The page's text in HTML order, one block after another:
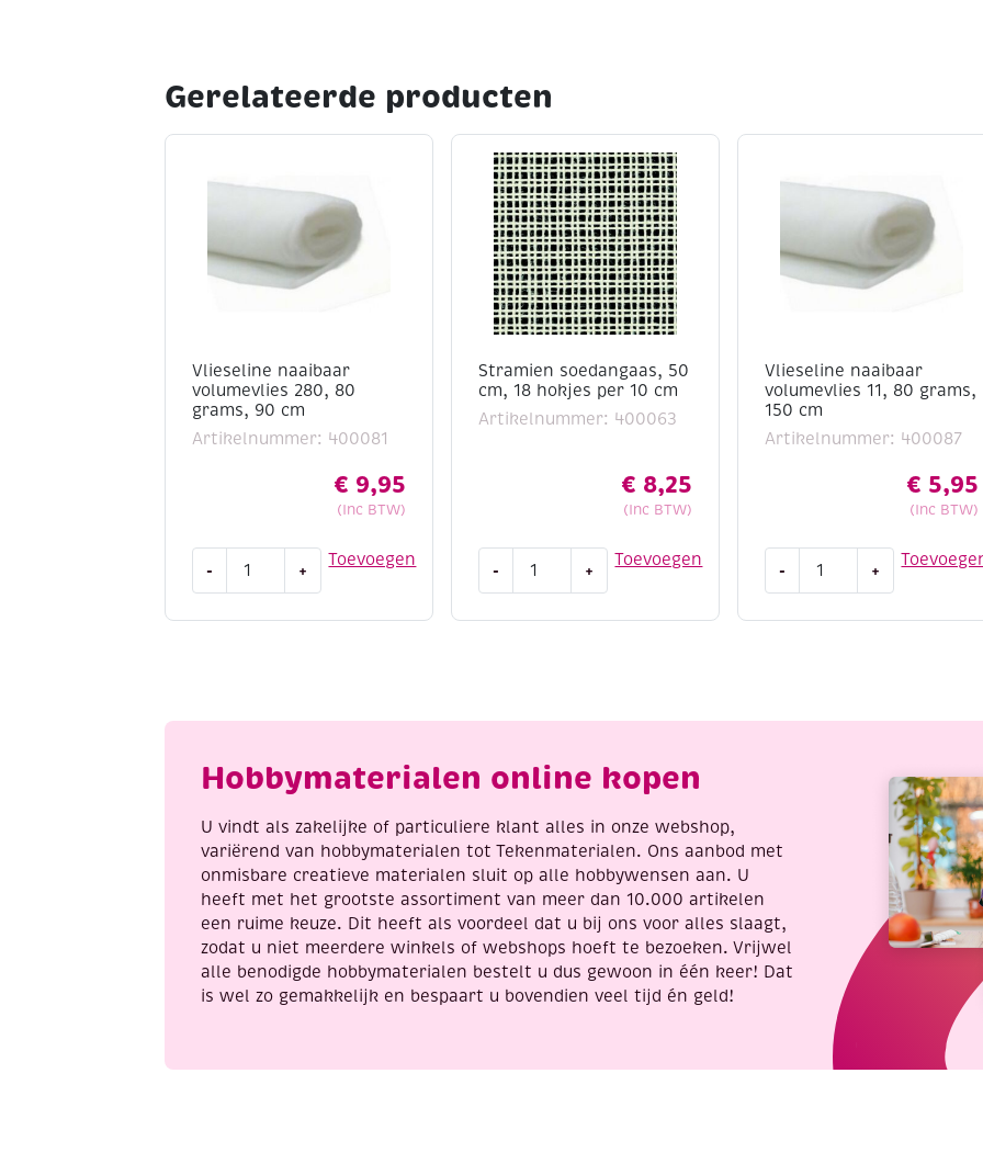
Gerelateerde producten
Vlieseline naaibaar
volumevlies 280, 80
grams, 90 cm
Artikelnummer: 400081
€ 9,95
(Inc BTW)
Toevoegen
-
naaibaar
cm
+
Stramien soedangaas, 50
cm, 18 hokjes per 10 cm
Artikelnummer: 400063
€ 8,25
(Inc BTW)
Toevoegen
-
soedangaas,
10
aantal
+
Vlieseline naaibaar
volumevlies 11, 80 grams,
150 cm
Artikelnummer: 400087
€ 5,95
(Inc BTW)
-
naaibaar
cm
+
Hobbymaterialen online kopen
U vindt als zakelijke of particuliere klant alles in onze webshop,
variërend van hobbymaterialen tot Tekenmaterialen. Ons aanbod met
onmisbare creatieve materialen sluit op alle hobbywensen aan. U
heeft met het grootste assortiment van meer dan 10.000 artikelen
een ruime keuze. Dit heeft als voordeel dat u bij ons voor alles slaagt,
zodat u niet meerdere winkels of webshops hoeft te bezoeken. Vrijwel
alle benodigde hobbymaterialen bestelt u dus gewoon in één keer! Dat
is wel zo gemakkelijk en bespaart u bovendien veel tijd én geld!